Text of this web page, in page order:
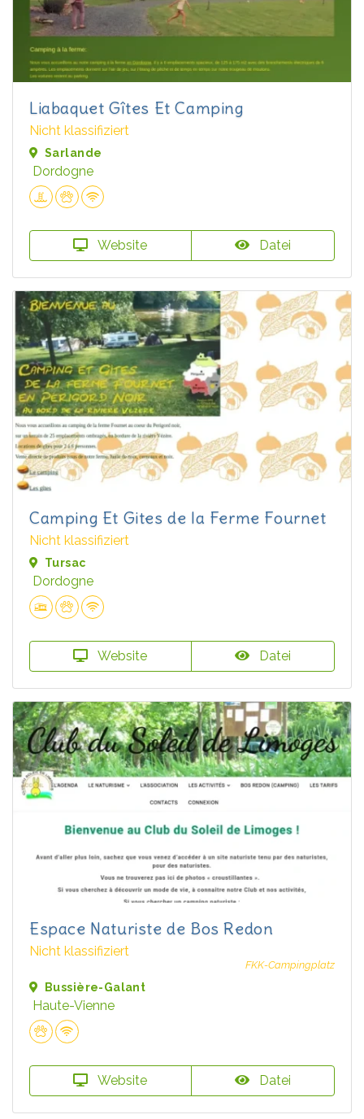
Liabaquet Gîtes Et Camping
Nicht klassifiziert
Sarlande
Dordogne
Website Datei
Camping Et Gites de la Ferme Fournet
Nicht klassifiziert
Tursac
Dordogne
Website Datei
Espace Naturiste de Bos Redon
Nicht klassifiziert
FKK-Campingplatz
Bussière-Galant
Haute-Vienne
Website Datei